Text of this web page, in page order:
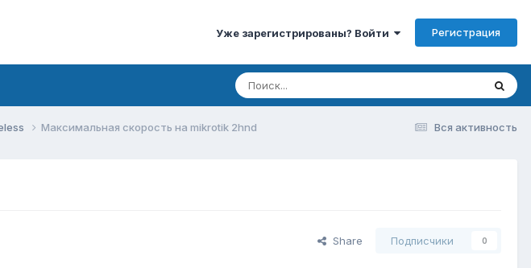
Уже зарегистрированы? Войти Регистрация
Вся активность
Максимальная скорость на mikrotik 2hnd
Share Подписчики 0